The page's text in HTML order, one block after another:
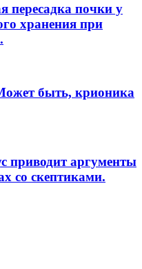
пересадка почки у
хранения при
быть, крионика
приводит аргументы
со скептиками.